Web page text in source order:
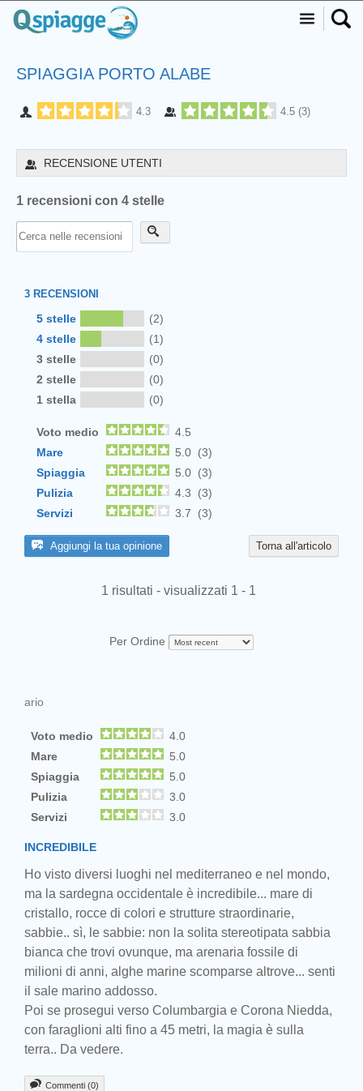
SPIAGGIA PORTO ALABE
4.3 4.5 (3)
RECENSIONE UTENTI
1 recensioni con 4 stelle
3 RECENSIONI
5 stelle
(2)
4 stelle
(1)
3 stelle
(0)
2 stelle
(0)
1 stella
(0)
Voto medio
4.5
Mare
5.0 (3)
Spiaggia
5.0 (3)
Pulizia
4.3 (3)
Servizi
3.7 (3)
Aggiungi la tua opinione Torna all'articolo
1 risultati - visualizzati 1 - 1
Per Ordine
ario
Voto medio
4.0
Mare
5.0
Spiaggia
5.0
Pulizia
3.0
Servizi
3.0
INCREDIBILE
Ho visto diversi luoghi nel mediterraneo e nel mondo,
ma la sardegna occidentale è incredibile... mare di
cristallo, rocce di colori e strutture straordinarie,
sabbie.. sì, le sabbie: non la solita stereotipata sabbia
bianca che trovi ovunque, ma arenaria fossile di
milioni di anni, alghe marine scomparse altrove... senti
il sale marino addosso.
Poi se prosegui verso Columbargia e Corona Niedda,
con faraglioni alti fino a 45 metri, la magia è sulla
terra.. Da vedere.
Commenti (0)